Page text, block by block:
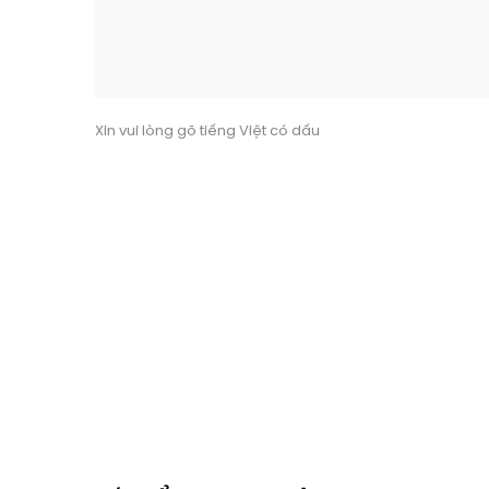
Xin vui lòng gõ tiếng Việt có dấu